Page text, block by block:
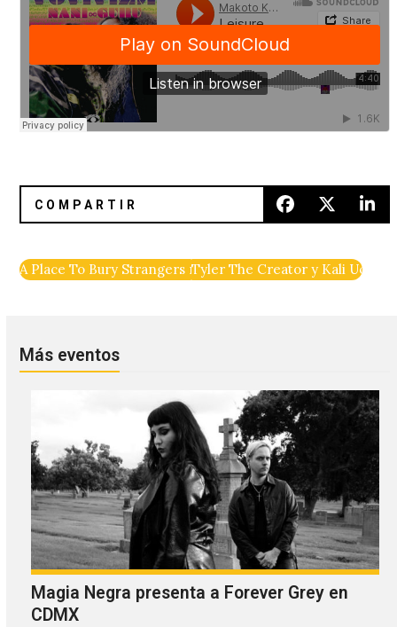
A Place To Bury Strangers no tiene piedad con los altos
Tyler The Creator y Kali Uchis
Más eventos
Magia Negra presenta a Forever Grey en
CDMX